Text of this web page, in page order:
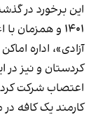
این برخورد در
۱۴۰۱ و
آزادی»، اداره
کردستان و نیز در
اعتصاب شرکت
کارمند یک کافه